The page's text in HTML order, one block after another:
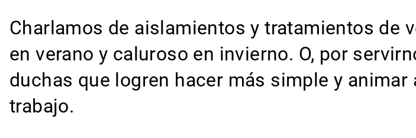
Charlamos de aislamientos y tratamientos de
en verano y caluroso en invierno. O, por
duchas que logren hacer más simple y
trabajo.